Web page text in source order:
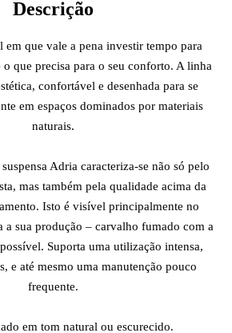
Descrição
em que vale a pena investir tempo para
o que precisa para o seu conforto. A linha
confortável e desenhada para se
em espaços dominados por materiais
naturais.
Adria caracteriza-se não só pelo
mas também pela qualidade acima da
Isto é visível principalmente no
a sua produção – carvalho fumado com a
Suporta uma utilização intensa,
e até mesmo uma manutenção pouco
frequente.
em tom natural ou escurecido.